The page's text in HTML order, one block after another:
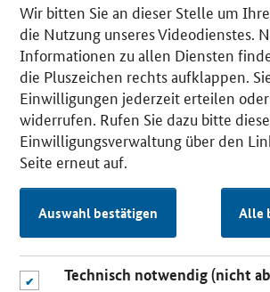
Wir bitten Sie an dieser Stelle um
die Nutzung unseres Videodienstes.
Informationen zu allen Diensten
die Pluszeichen rechts aufklappen.
Einwilligungen jederzeit erteilen
widerrufen. Rufen Sie dazu bitte diese
Einwilligungsverwaltung über den
Seite erneut auf.
Auswahl bestätigen Alle
Technisch notwendig (nicht